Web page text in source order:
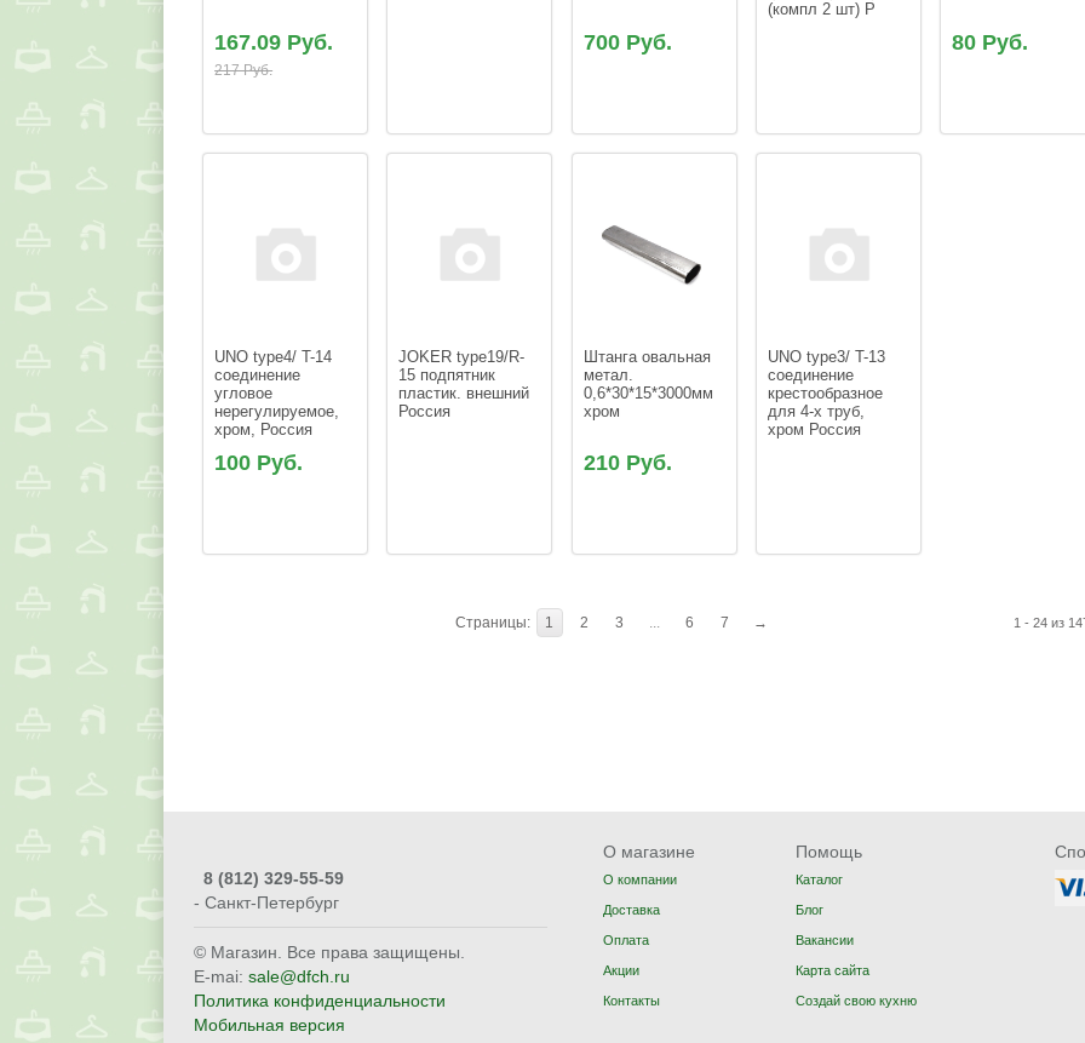
167.09 Руб.
217 Руб.
700 Руб.
(компл 2 шт) Р
80 Руб.
UNO type4/ T-14
соединение
угловое
нерегулируемое,
хром, Россия
100 Руб.
JOKER type19/R-
15 подпятник
пластик. внешний
Россия
Штанга овальная
метал.
0,6*30*15*3000мм
хром
210 Руб.
UNO type3/ T-13
соединение
крестообразное
для 4-х труб,
хром Россия
1 - 24 из
Страницы: 1 2 3 ... 6 7 →
8 (812) 329-55-59
- Санкт-Петербург
© Магазин. Все права защищены.
E-mai: sale@dfch.ru
Политика конфиденциальности
Мобильная версия
О магазине
О компании
Доставка
Оплата
Акции
Контакты
Помощь
Каталог
Блог
Вакансии
Карта сайта
Создай свою кухню